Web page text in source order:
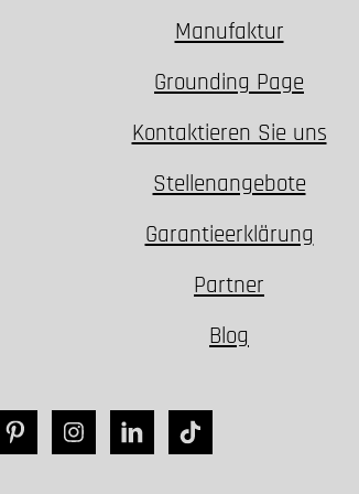
Manufaktur
Grounding Page
Kontaktieren Sie uns
Stellenangebote
Garantieerklärung
Partner
Blog